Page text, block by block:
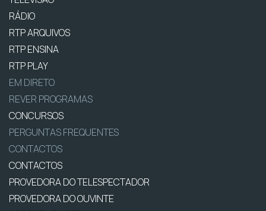
RÁDIO
RTP ARQUIVOS
RTP ENSINA
RTP PLAY
EM DIRETO
REVER PROGRAMAS
CONCURSOS
PERGUNTAS FREQUENTES
CONTACTOS
CONTACTOS
PROVEDORA DO TELESPECTADOR
PROVEDORA DO OUVINTE